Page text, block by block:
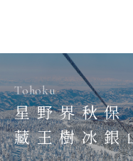
Tohoku
星野界秋保
藏王樹冰